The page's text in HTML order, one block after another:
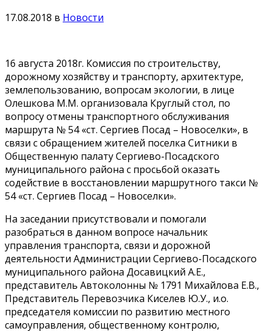
17.08.2018 в Новости
16 августа 2018г. Комиссия по строительству,
дорожному хозяйству и транспорту, архитектуре,
землепользованию, вопросам экологии, в лице
Олешкова М.М. организовала Круглый стол, по
вопросу отмены транспортного обслуживания
маршрута № 54 «ст. Сергиев Посад – Новоселки», в
связи с обращением жителей поселка Ситники в
Общественную палату Сергиево-Посадского
муниципального района с просьбой оказать
содействие в восстановлении маршрутного такси №
54 «ст. Сергиев Посад – Новоселки».
На заседании присутствовали и помогали
разобраться в данном вопросе начальник
управления транспорта, связи и дорожной
деятельности Администрации Сергиево-Посадского
муниципального района Досавицкий А.Е.,
представитель Автоколонны № 1791 Михайлова Е.В.,
Представитель Перевозчика Киселев Ю.У., и.о.
председателя комиссии по развитию местного
самоуправления, общественному контролю,